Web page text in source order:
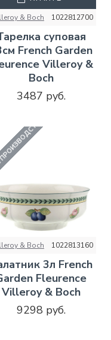
& Boch 1022812700
суповая
French Garden
Villeroy &
Boch
3487 руб.
& Boch 1022813160
3л French
Fleurence
Villeroy & Boch
9298 руб.